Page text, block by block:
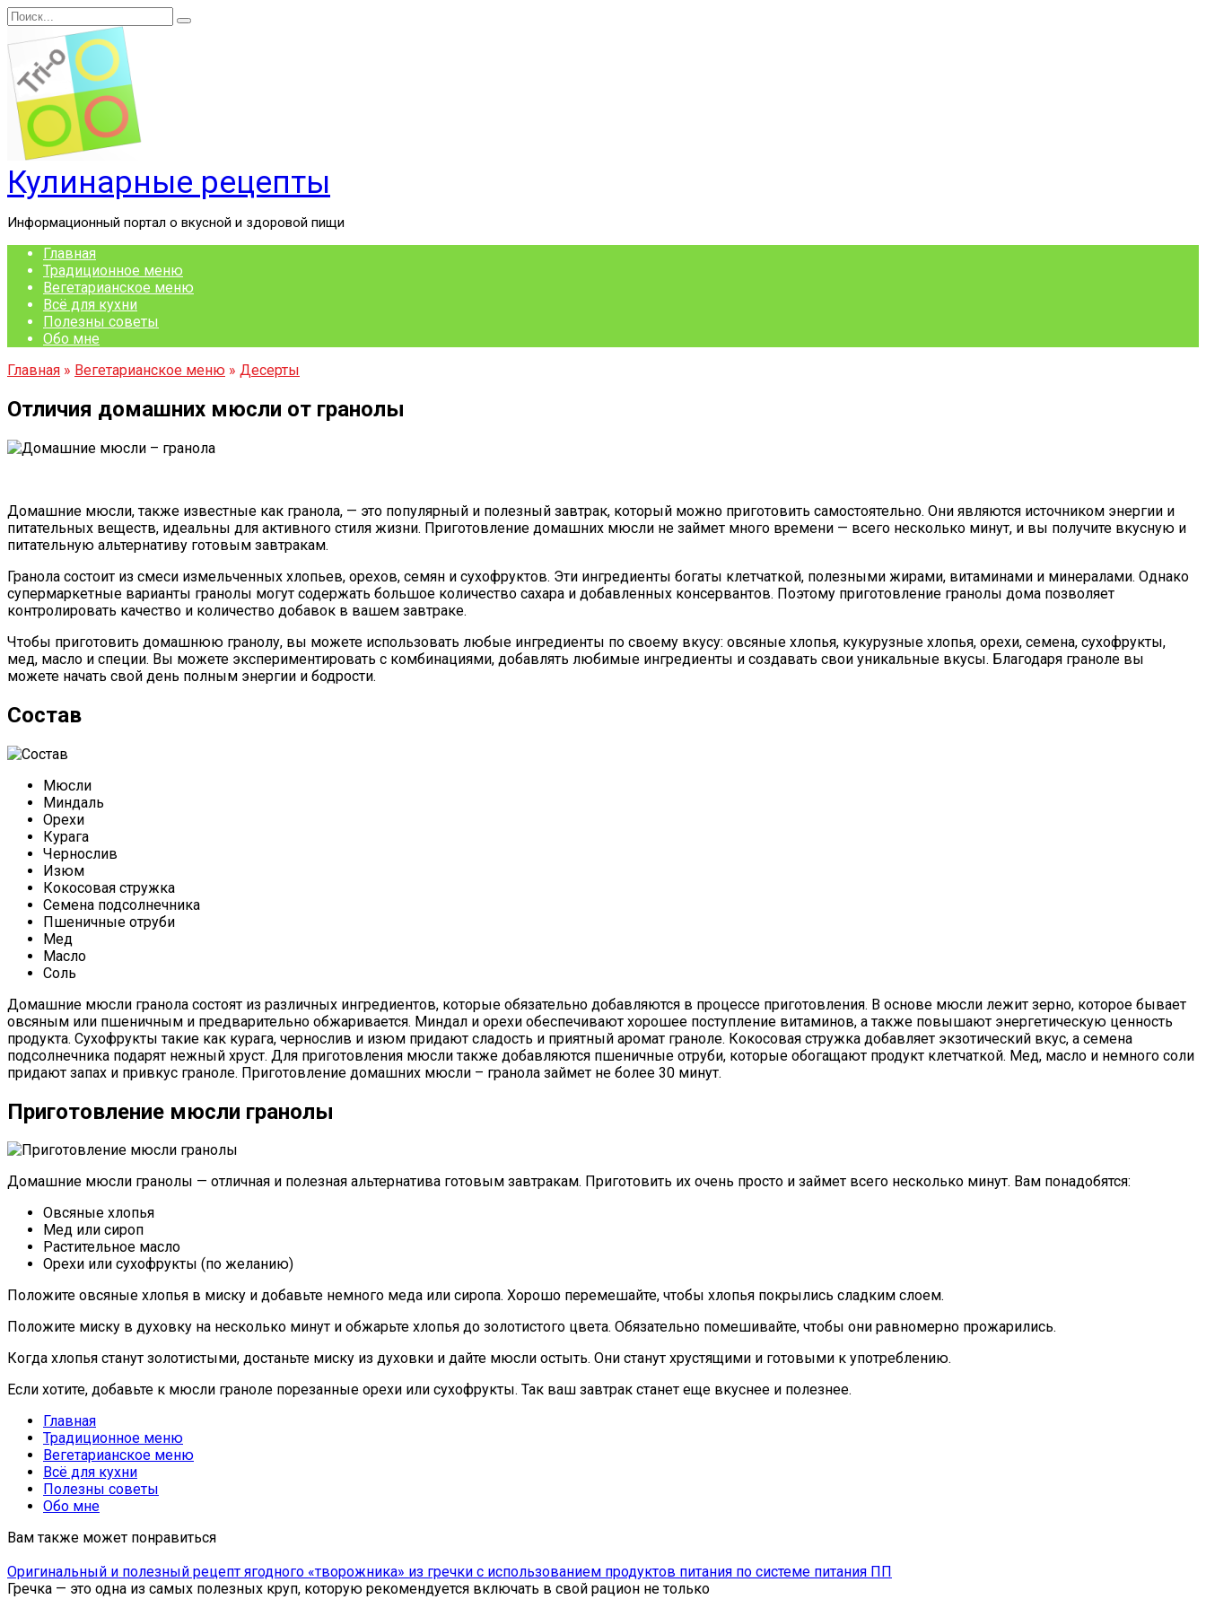
Перейти
к
содержанию
Search
for:
Кулинарные рецепты
Информационный портал о вкусной и здоровой пищи
Главная
Традиционное меню
Вегетарианское меню
Всё для кухни
Полезны советы
Обо мне
Главная » Вегетарианское меню » Десерты
Отличия домашних мюсли от гранолы
Домашние мюсли, также известные как гранола, — это популярный и полезный завтрак, который можно приготовить самостоятельно. Они являются источником энергии и
питательных веществ, идеальны для активного стиля жизни. Приготовление домашних мюсли не займет много времени — всего несколько минут, и вы получите вкусную и
питательную альтернативу готовым завтракам.
Гранола состоит из смеси измельченных хлопьев, орехов, семян и сухофруктов. Эти ингредиенты богаты клетчаткой, полезными жирами, витаминами и минералами. Однако
супермаркетные варианты гранолы могут содержать большое количество сахара и добавленных консервантов. Поэтому приготовление гранолы дома позволяет
контролировать качество и количество добавок в вашем завтраке.
Чтобы приготовить домашнюю гранолу, вы можете использовать любые ингредиенты по своему вкусу: овсяные хлопья, кукурузные хлопья, орехи, семена, сухофрукты,
мед, масло и специи. Вы можете экспериментировать с комбинациями, добавлять любимые ингредиенты и создавать свои уникальные вкусы. Благодаря граноле вы
можете начать свой день полным энергии и бодрости.
Состав
Мюсли
Миндаль
Орехи
Курага
Чернослив
Изюм
Кокосовая стружка
Семена подсолнечника
Пшеничные отруби
Мед
Масло
Соль
Домашние мюсли гранола состоят из различных ингредиентов, которые обязательно добавляются в процессе приготовления. В основе мюсли лежит зерно, которое бывает
овсяным или пшеничным и предварительно обжаривается. Миндал и орехи обеспечивают хорошее поступление витаминов, а также повышают энергетическую ценность
продукта. Сухофрукты такие как курага, чернослив и изюм придают сладость и приятный аромат граноле. Кокосовая стружка добавляет экзотический вкус, а семена
подсолнечника подарят нежный хруст. Для приготовления мюсли также добавляются пшеничные отруби, которые обогащают продукт клетчаткой. Мед, масло и немного соли
придают запах и привкус граноле. Приготовление домашних мюсли – гранола займет не более 30 минут.
Приготовление мюсли гранолы
Домашние мюсли гранолы — отличная и полезная альтернатива готовым завтракам. Приготовить их очень просто и займет всего несколько минут. Вам понадобятся:
Овсяные хлопья
Мед или сироп
Растительное масло
Орехи или сухофрукты (по желанию)
Положите овсяные хлопья в миску и добавьте немного меда или сиропа. Хорошо перемешайте, чтобы хлопья покрылись сладким слоем.
Положите миску в духовку на несколько минут и обжарьте хлопья до золотистого цвета. Обязательно помешивайте, чтобы они равномерно прожарились.
Когда хлопья станут золотистыми, достаньте миску из духовки и дайте мюсли остыть. Они станут хрустящими и готовыми к употреблению.
Если хотите, добавьте к мюсли граноле порезанные орехи или сухофрукты. Так ваш завтрак станет еще вкуснее и полезнее.
Главная
Традиционное меню
Вегетарианское меню
Всё для кухни
Полезны советы
Обо мне
Вам также может понравиться
Оригинальный и полезный рецепт ягодного «творожника» из гречки с использованием продуктов питания по системе питания ПП
Гречка — это одна из самых полезных круп, которую рекомендуется включать в свой рацион не только